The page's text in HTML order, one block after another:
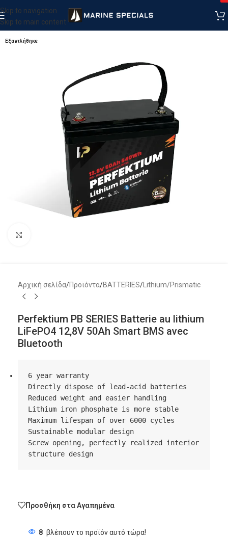
Skip to navigation
Skip to main content
Εξαντλήθηκε
Αρχική σελίδα/Προϊόντα/BATTERIES/ Lithium/Prismatic
Perfektium PB SERIES Batterie au lithium
LiFePO4 12,8V 50Ah Smart BMS avec
Bluetooth
6 year warranty
Directly dispose of lead-acid batteries
Reduced weight and easier handling
Lithium iron phosphate is more stable
Maximum lifespan of over 6000 cycles
Sustainable modular design
Screw opening, perfectly realized interior
structure design
Προσθήκη στα Αγαπημένα
8 βλέπουν το προϊόν αυτό τώρα!